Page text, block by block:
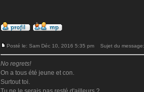
Posté le: Sam Déc 10, 2016 5:35 pm Sujet du message:
No regrets!
On a tous été jeune et con.
Surtout toi.